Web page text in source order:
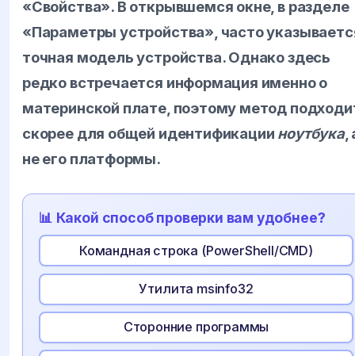
«Свойства». В открывшемся окне, в разделе
«Параметры устройства», часто
точная модель устройства. Однако здесь
редко встречается информация именно о
материнской плате, поэтому метод
скорее для общей идентификации ноутбука,
не его платформы.
📊 Какой способ проверки вам удобнее?
Командная строка (PowerShell/CMD)
Утилита msinfo32
Сторонние программы